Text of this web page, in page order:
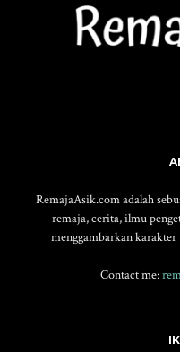
RemajaAsik.com adalah
remaja, cerita, ilmu
menggambarkan
Contact me: